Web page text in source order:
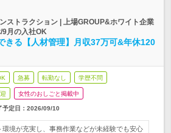
ストラクション | 上場GROUP&ホワイト企業
9月の入社OK
きる【人材管理】月収37万可&年休120
急募 転勤なし 学歴不問
女性のおしごと掲載中
予定日： 2026/09/10
環境が充実し、事務作業などが未経験でも安心